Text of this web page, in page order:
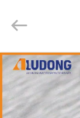
घर
उत्पाद
Industrial
Co.,
Reserved.